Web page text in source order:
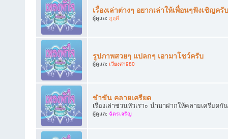
เรื่องเล่าต่างๆ อยากเล่าให้เพื่อนๆฟังเชิญครับ
ผู้ดูแล: ภูฤดี
รูปภาพสวยๆ แปลกๆ เอามาโชว์ครับ
ผู้ดูแล: เวียงสา980
ขำขัน คลายเครียด
เรื่องเล่าชวนหัวเราะ นำมาฝากให้คลายเครียดกัน
ผู้ดูแล: ฉัตรเจริญ